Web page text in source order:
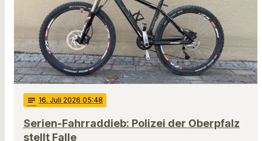
notes 16. Juli 2026 05:48
Serien-Fahrraddieb: Polizei der Oberpfalz
stellt Falle